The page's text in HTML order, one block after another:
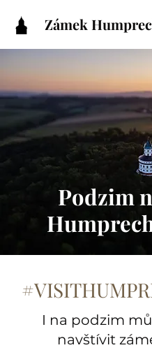
Zámek
Podzim
I na podzim
navštívit